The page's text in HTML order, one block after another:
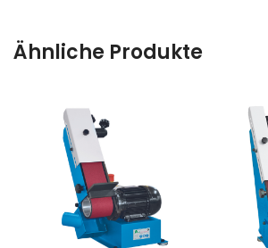
Ähnliche Produkte